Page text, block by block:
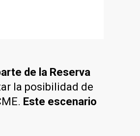
de la Reserva
la posibilidad de
Este escenario